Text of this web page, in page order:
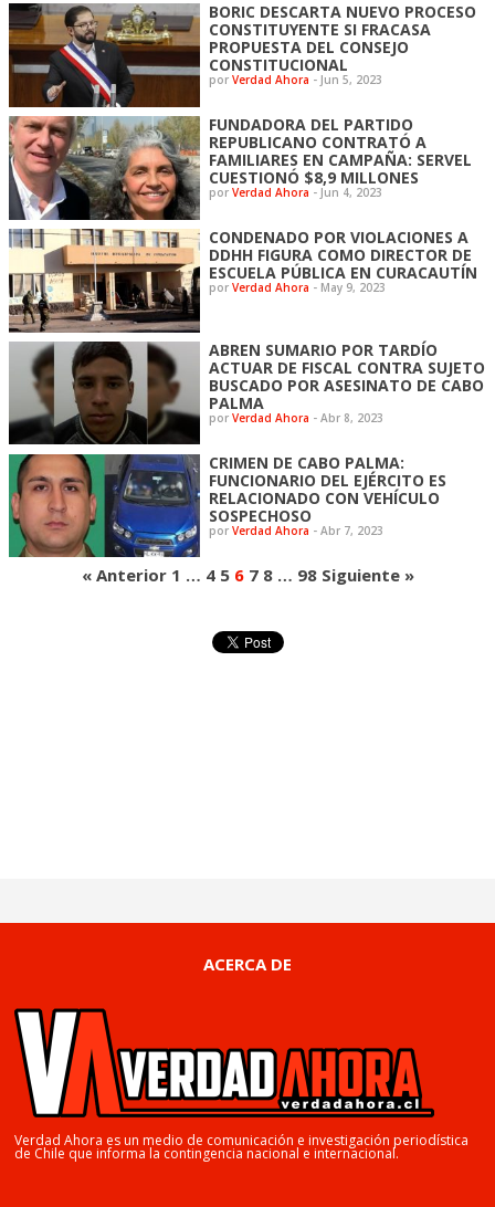
BORIC DESCARTA NUEVO PROCESO
CONSTITUYENTE SI FRACASA
PROPUESTA DEL CONSEJO
CONSTITUCIONAL
porVerdad Ahora - Jun 5, 2023
FUNDADORA DEL PARTIDO
REPUBLICANO CONTRATÓ A
FAMILIARES EN CAMPAÑA: SERVEL
CUESTIONÓ $8,9 MILLONES
porVerdad Ahora - Jun 4, 2023
CONDENADO POR VIOLACIONES A
DDHH FIGURA COMO DIRECTOR DE
ESCUELA PÚBLICA EN CURACAUTÍN
porVerdad Ahora - May 9, 2023
ABREN SUMARIO POR TARDÍO
ACTUAR DE FISCAL CONTRA SUJETO
BUSCADO POR ASESINATO DE CABO
PALMA
porVerdad Ahora - Abr 8, 2023
CRIMEN DE CABO PALMA:
FUNCIONARIO DEL EJÉRCITO ES
RELACIONADO CON VEHÍCULO
SOSPECHOSO
porVerdad Ahora - Abr 7, 2023
« Anterior 1 … 4 5 6 7 8 … 98 Siguiente »
ACERCA DE
Verdad Ahora es un medio de comunicación e investigación periodística
de Chile que informa la contingencia nacional e internacional.